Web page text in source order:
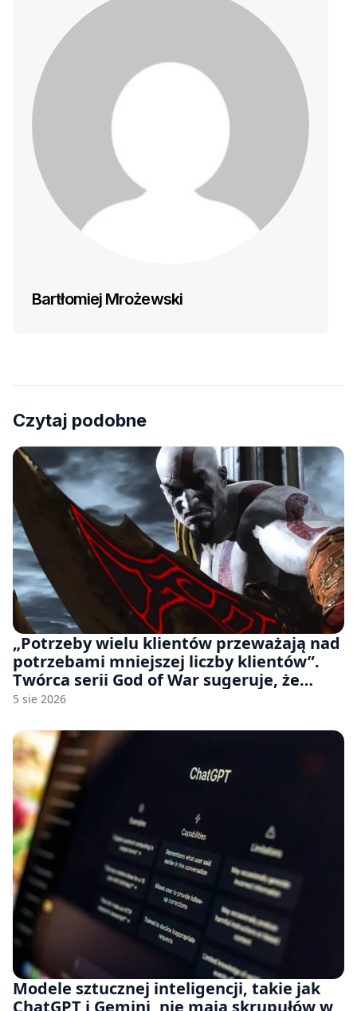
Bartłomiej Mrożewski
Czytaj podobne
„Potrzeby wielu klientów przeważają nad
potrzebami mniejszej liczby klientów”.
Twórca serii God of War sugeruje, że
rozumie, dlaczego Sony rezygnuje z gier
5 sie 2026
Modele sztucznej inteligencji, takie jak